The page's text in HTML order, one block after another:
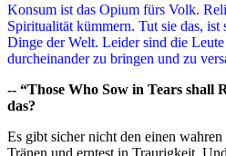
Konsum ist das Opium fürs Volk.
Spiritualität kümmern. Tut sie das, ist
Dinge der Welt. Leider sind die
durcheinander zu bringen und zu
-- “Those Who Sow in Tears shall
das?
Es gibt sicher nicht den einen
Tränen und erntest in Traurigkeit.